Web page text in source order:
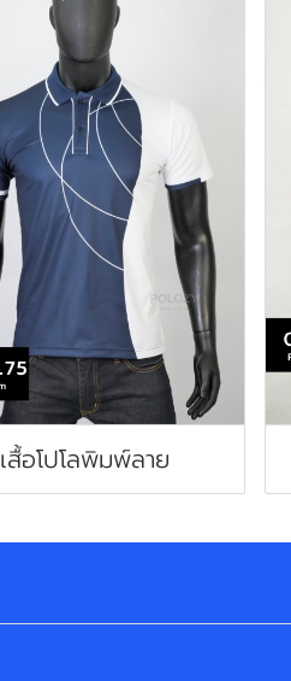
เสื้อโปโลพิมพ์ลาย